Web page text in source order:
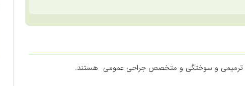
و سوختگی و متخصص جراحی عمومی هستند.